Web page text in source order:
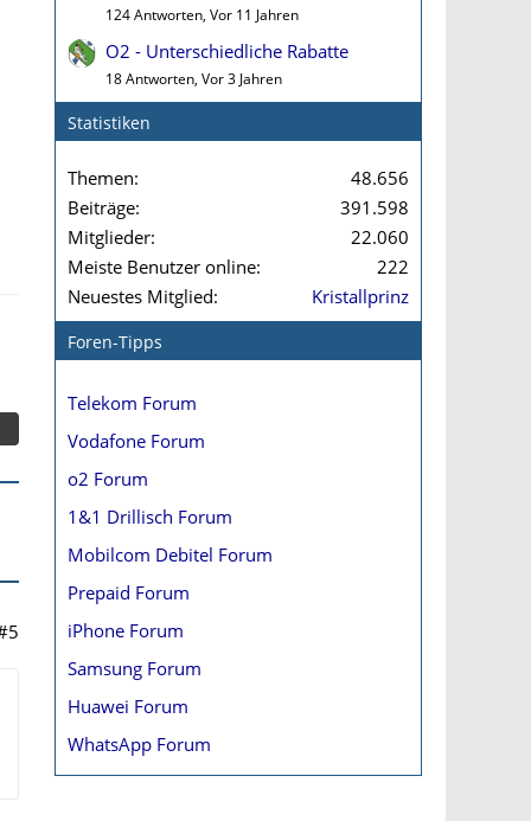
124 Antworten, Vor 11 Jahren
O2 - Unterschiedliche Rabatte
18 Antworten, Vor 3 Jahren
Statistiken
Themen
48.656
Beiträge
391.598
Mitglieder
22.060
Meiste Benutzer online
222
Neuestes Mitglied
Kristallprinz
Foren-Tipps
Telekom Forum
Vodafone Forum
o2 Forum
1&1 Drillisch Forum
Mobilcom Debitel Forum
Prepaid Forum
iPhone Forum
Samsung Forum
Huawei Forum
WhatsApp Forum